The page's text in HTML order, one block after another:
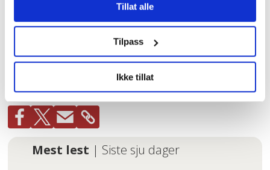
Tillat alle
Tilpass
Ikke tillat
åpenhet, innsyn og ytringsfrihet.
USA NYHETER LO
ELON MUSK
Mest lest | Siste sju dager